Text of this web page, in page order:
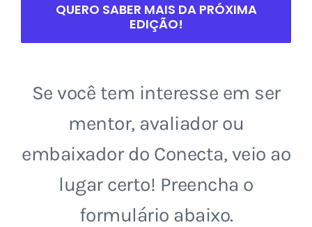
QUERO SABER MAIS DA PRÓXIMA
EDIÇÃO!
Se você tem interesse em ser
mentor, avaliador ou
embaixador do Conecta, veio ao
lugar certo! Preencha o
formulário abaixo.